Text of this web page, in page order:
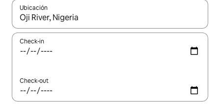
Ubicación
Cuando los resultados estén disponibles, navegá con las
Check-in
Check-out